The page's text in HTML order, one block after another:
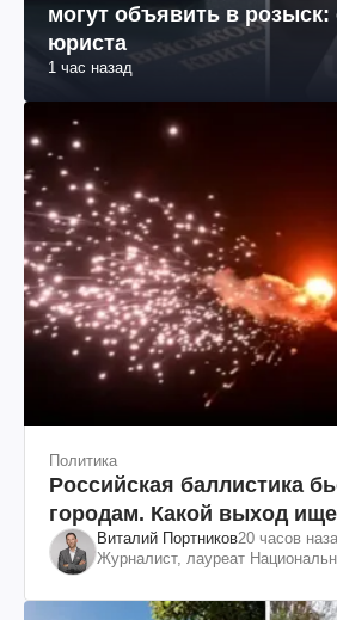
могут объявить в
юриста
1 час назад
Политика
Российская баллистика
городам. Какой выход
Виталий Портников20 часов
Журналист, лауреат